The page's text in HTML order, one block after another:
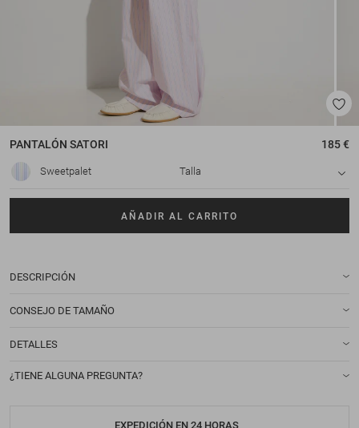
PANTALÓN SATORI 185 €
Sweetpalet Talla
AÑADIR AL CARRITO
DESCRIPCIÓN
CONSEJO DE TAMAÑO
DETALLES
¿TIENE ALGUNA PREGUNTA?
EXPEDICIÓN EN 24 HORAS